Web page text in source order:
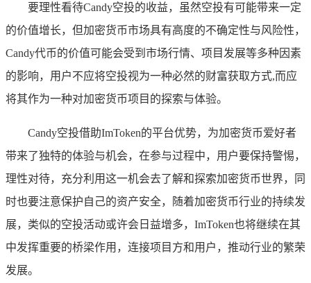
要理性看待Candy空投的收益，虽然空投有可能带来一定
的价值增长，但加密货币市场具有高度的不确定性与风险性，
Candy代币的价值可能会受到市场行情、项目发展等多种因素
的影响，用户不应将空投视为一种必然的财富获取方式,而应
将其作为一种对加密货币项目的探索与体验。
Candy空投借助ImToken的平台优势，为加密货币爱好者
带来了独特的体验与机会，在参与过程中，用户要保持警惕，
理性对待，充分利用这一机会去了解和探索加密货币世界，同
时也要注意保护自己的资产安全，随着加密货币行业的持续发
展，类似的空投活动或许会日益增多，ImToken也将继续在其
中发挥重要的桥梁作用，连接项目方和用户，推动行业的繁荣
发展。